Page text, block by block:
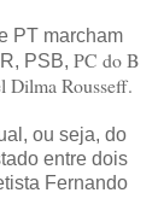
PT marcham
PSB, PC do B
Dilma Rousseff.
ou seja, do
entre dois
Fernando